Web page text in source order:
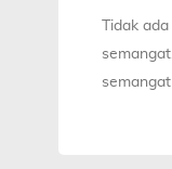
Tidak